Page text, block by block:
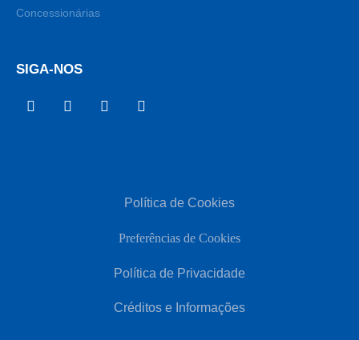
Concessionárias
SIGA-NOS
Política de Cookies
Preferências de Cookies
Política de Privacidade
Créditos e Informações